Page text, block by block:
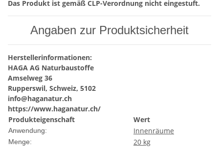
Das Produkt ist gemäß CLP-Verordnung nicht eingestuft.
Angaben zur Produktsicherheit
Herstellerinformationen:
HAGA AG Naturbaustoffe
Amselweg 36
Rupperswil, Schweiz, 5102
info@haganatur.ch
https://www.haganatur.ch/
Produkteigenschaft
Wert
Anwendung: Innenräume
Menge: 20 kg